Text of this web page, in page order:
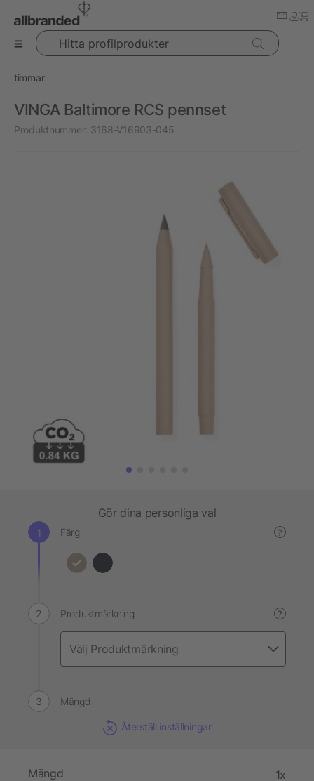
Hitta profilprodukter
timmar
VINGA Baltimore RCS pennset
Produktnummer: 3168-V16903-045
Gör dina personliga val
Färg ?
Produktmärkning ?
Mängd
Återställ inställningar
Mängd 1x